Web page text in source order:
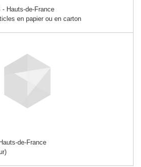
Hauts-de-France
en papier ou en carton
de-France